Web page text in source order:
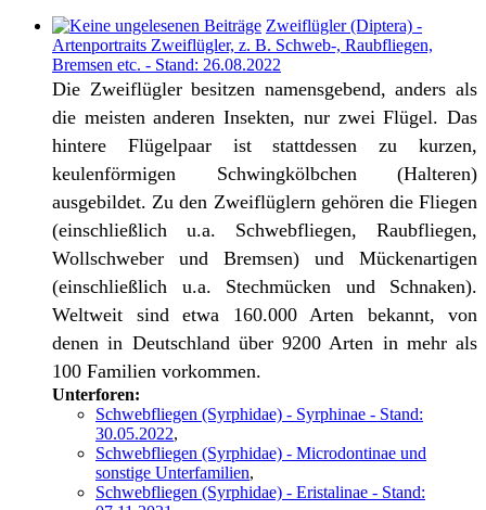
Zweiflügler (Diptera) -
Artenportraits Zweiflügler, z. B. Schweb-, Raubfliegen,
Bremsen etc. - Stand: 26.08.2022
Die Zweiflügler besitzen namensgebend, anders als
die meisten anderen Insekten, nur zwei Flügel. Das
hintere Flügelpaar ist stattdessen zu kurzen,
keulenförmigen Schwingkölbchen (Halteren)
ausgebildet. Zu den Zweiflüglern gehören die Fliegen
(einschließlich u.a. Schwebfliegen, Raubfliegen,
Wollschweber und Bremsen) und Mückenartigen
(einschließlich u.a. Stechmücken und Schnaken).
Weltweit sind etwa 160.000 Arten bekannt, von
denen in Deutschland über 9200 Arten in mehr als
100 Familien vorkommen.
Unterforen:
Schwebfliegen (Syrphidae) - Syrphinae - Stand:
30.05.2022,
Schwebfliegen (Syrphidae) - Microdontinae und
sonstige Unterfamilien,
Schwebfliegen (Syrphidae) - Eristalinae - Stand: